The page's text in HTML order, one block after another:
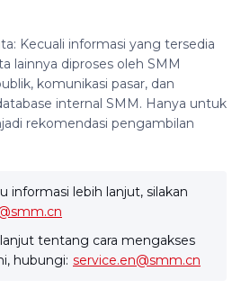
Kecuali informasi yang tersedia
lainnya diproses oleh SMM
komunikasi pasar, dan
internal SMM. Hanya untuk
rekomendasi pengambilan
informasi lebih lanjut, silakan
tentang cara mengakses
hubungi: service.en@smm.cn